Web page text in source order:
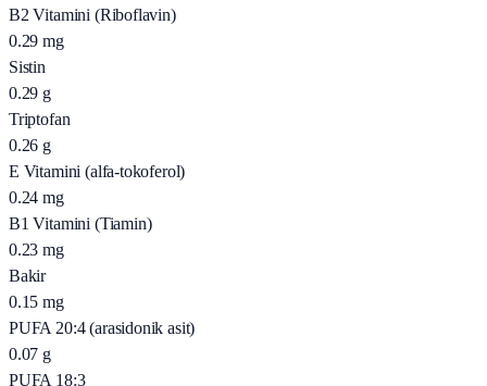
B2 Vitamini (Riboflavin)
0.29 mg
Sistin
0.29 g
Triptofan
0.26 g
E Vitamini (alfa-tokoferol)
0.24 mg
B1 Vitamini (Tiamin)
0.23 mg
Bakir
0.15 mg
PUFA 20:4 (arasidonik asit)
0.07 g
PUFA 18:3